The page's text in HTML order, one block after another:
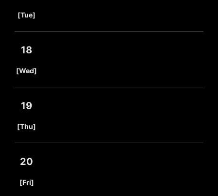
[Tue]
18
[Wed]
19
[Thu]
20
[Fri]